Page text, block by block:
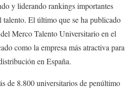
y liderando rankings importantes
talento. El último que se ha publicado
Merco Talento Universitario en el
como la empresa más atractiva para
en España.
de 8.800 universitarios de penúltimo